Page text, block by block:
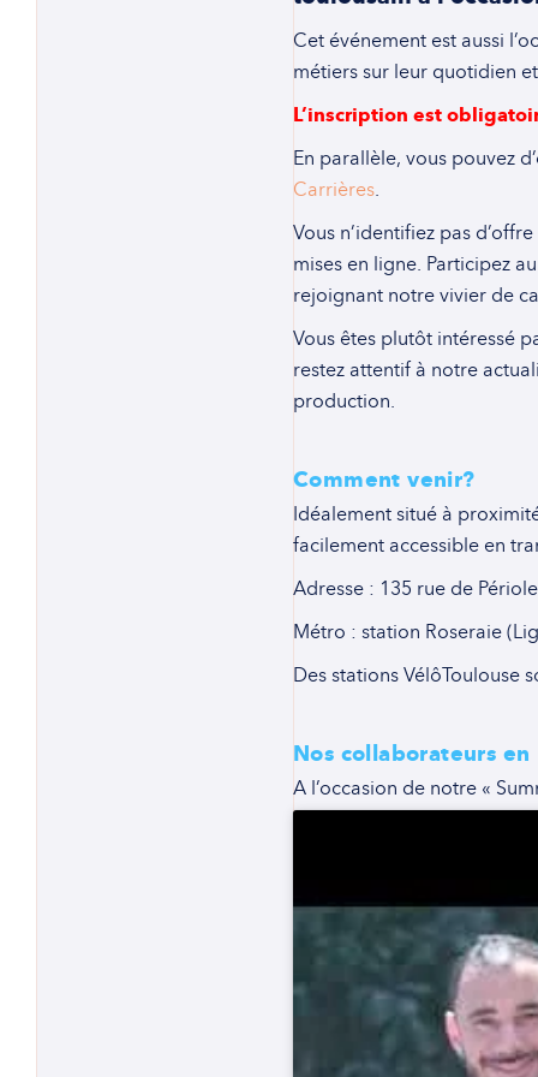
Cet événement est aussi
métiers sur leur quotidien
L’inscription est
En parallèle, vous pouvez
Carrières
Vous n’identifiez pas
mises en ligne. Participez
rejoignant notre vivier de
Vous êtes plutôt intéressé
restez attentif à notre
production.
Comment venir?
Idéalement situé à
facilement accessible en
Adresse : 135 rue de
Métro : station Roseraie
Des stations VélôToulouse
Nos collaborateurs
A l’occasion de notre «